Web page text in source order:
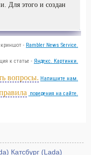
Для этого и создан
- Rambler News Service.
к статье - Яндекс. Картинки.
вопросы. Напишите нам.
поведения на сайте.
Катсбург (Lada)